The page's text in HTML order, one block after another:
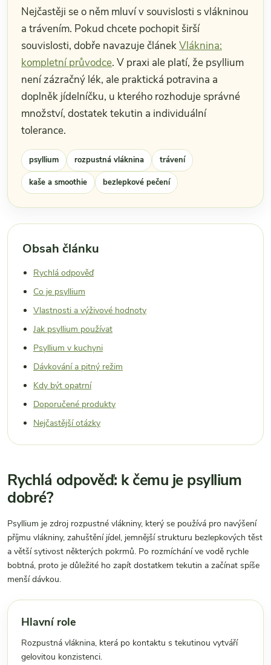
Nejčastěji se o něm mluví v souvislosti s vlákninou
a trávením. Pokud chcete pochopit širší
souvislosti, dobře navazuje článekVláknina:
kompletní průvodce. V praxi ale platí, že psyllium
není zázračný lék, ale praktická potravina a
doplněk jídelníčku, u kterého rozhoduje správné
množství, dostatek tekutin a individuální
tolerance.
psyllium rozpustná vláknina trávení
kaše a smoothie bezlepkové pečení
Obsah článku
Rychlá odpověď
Co je psyllium
Vlastnosti a výživové hodnoty
Jak psyllium používat
Psyllium v kuchyni
Dávkování a pitný režim
Kdy být opatrní
Doporučené produkty
Nejčastější otázky
Rychlá odpověď: k čemu je psyllium
dobré?
Psyllium je zdroj rozpustné vlákniny, který se používá pro navýšení
příjmu vlákniny, zahuštění jídel, jemnější strukturu bezlepkových těst
a větší sytivost některých pokrmů. Po rozmíchání ve vodě rychle
bobtná, proto je důležité ho zapít dostatkem tekutin a začínat spíše
menší dávkou.
Hlavní role
Rozpustná vláknina, která po kontaktu s tekutinou vytváří
gelovitou konzistenci.